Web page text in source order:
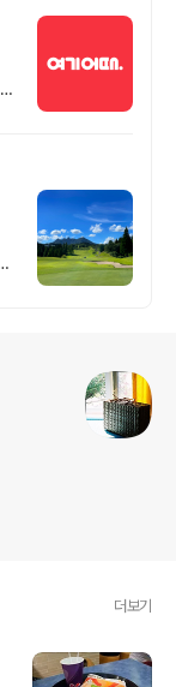
더보기